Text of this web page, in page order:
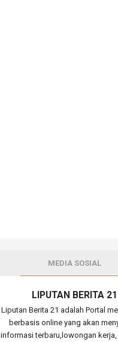
MEDIA SOSIAL
LIPUTAN BERITA 21
Liputan Berita 21 adalah Portal
berbasis online yang akan
informasi terbaru,lowongan